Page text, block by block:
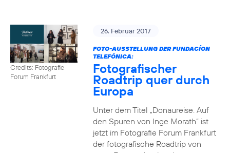
Credits: Fotografie
Forum Frankfurt
26. Februar 2017
FOTO-AUSSTELLUNG DER FUNDACÍON
TELEFÓNICA:
Fotografischer
Roadtrip quer durch
Europa
Unter dem Titel „Donaureise. Auf
den Spuren von Inge Morath“ ist
jetzt im Fotografie Forum Frankfurt
der fotografische Roadtrip von